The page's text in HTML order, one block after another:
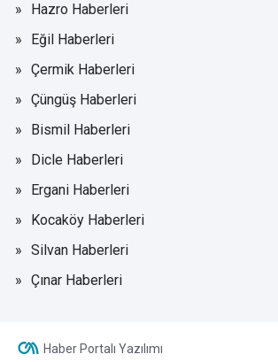
Hazro Haberleri
Eğil Haberleri
Çermik Haberleri
Çüngüş Haberleri
Bismil Haberleri
Dicle Haberleri
Ergani Haberleri
Kocaköy Haberleri
Silvan Haberleri
Çınar Haberleri
Haber Portalı Yazılımı